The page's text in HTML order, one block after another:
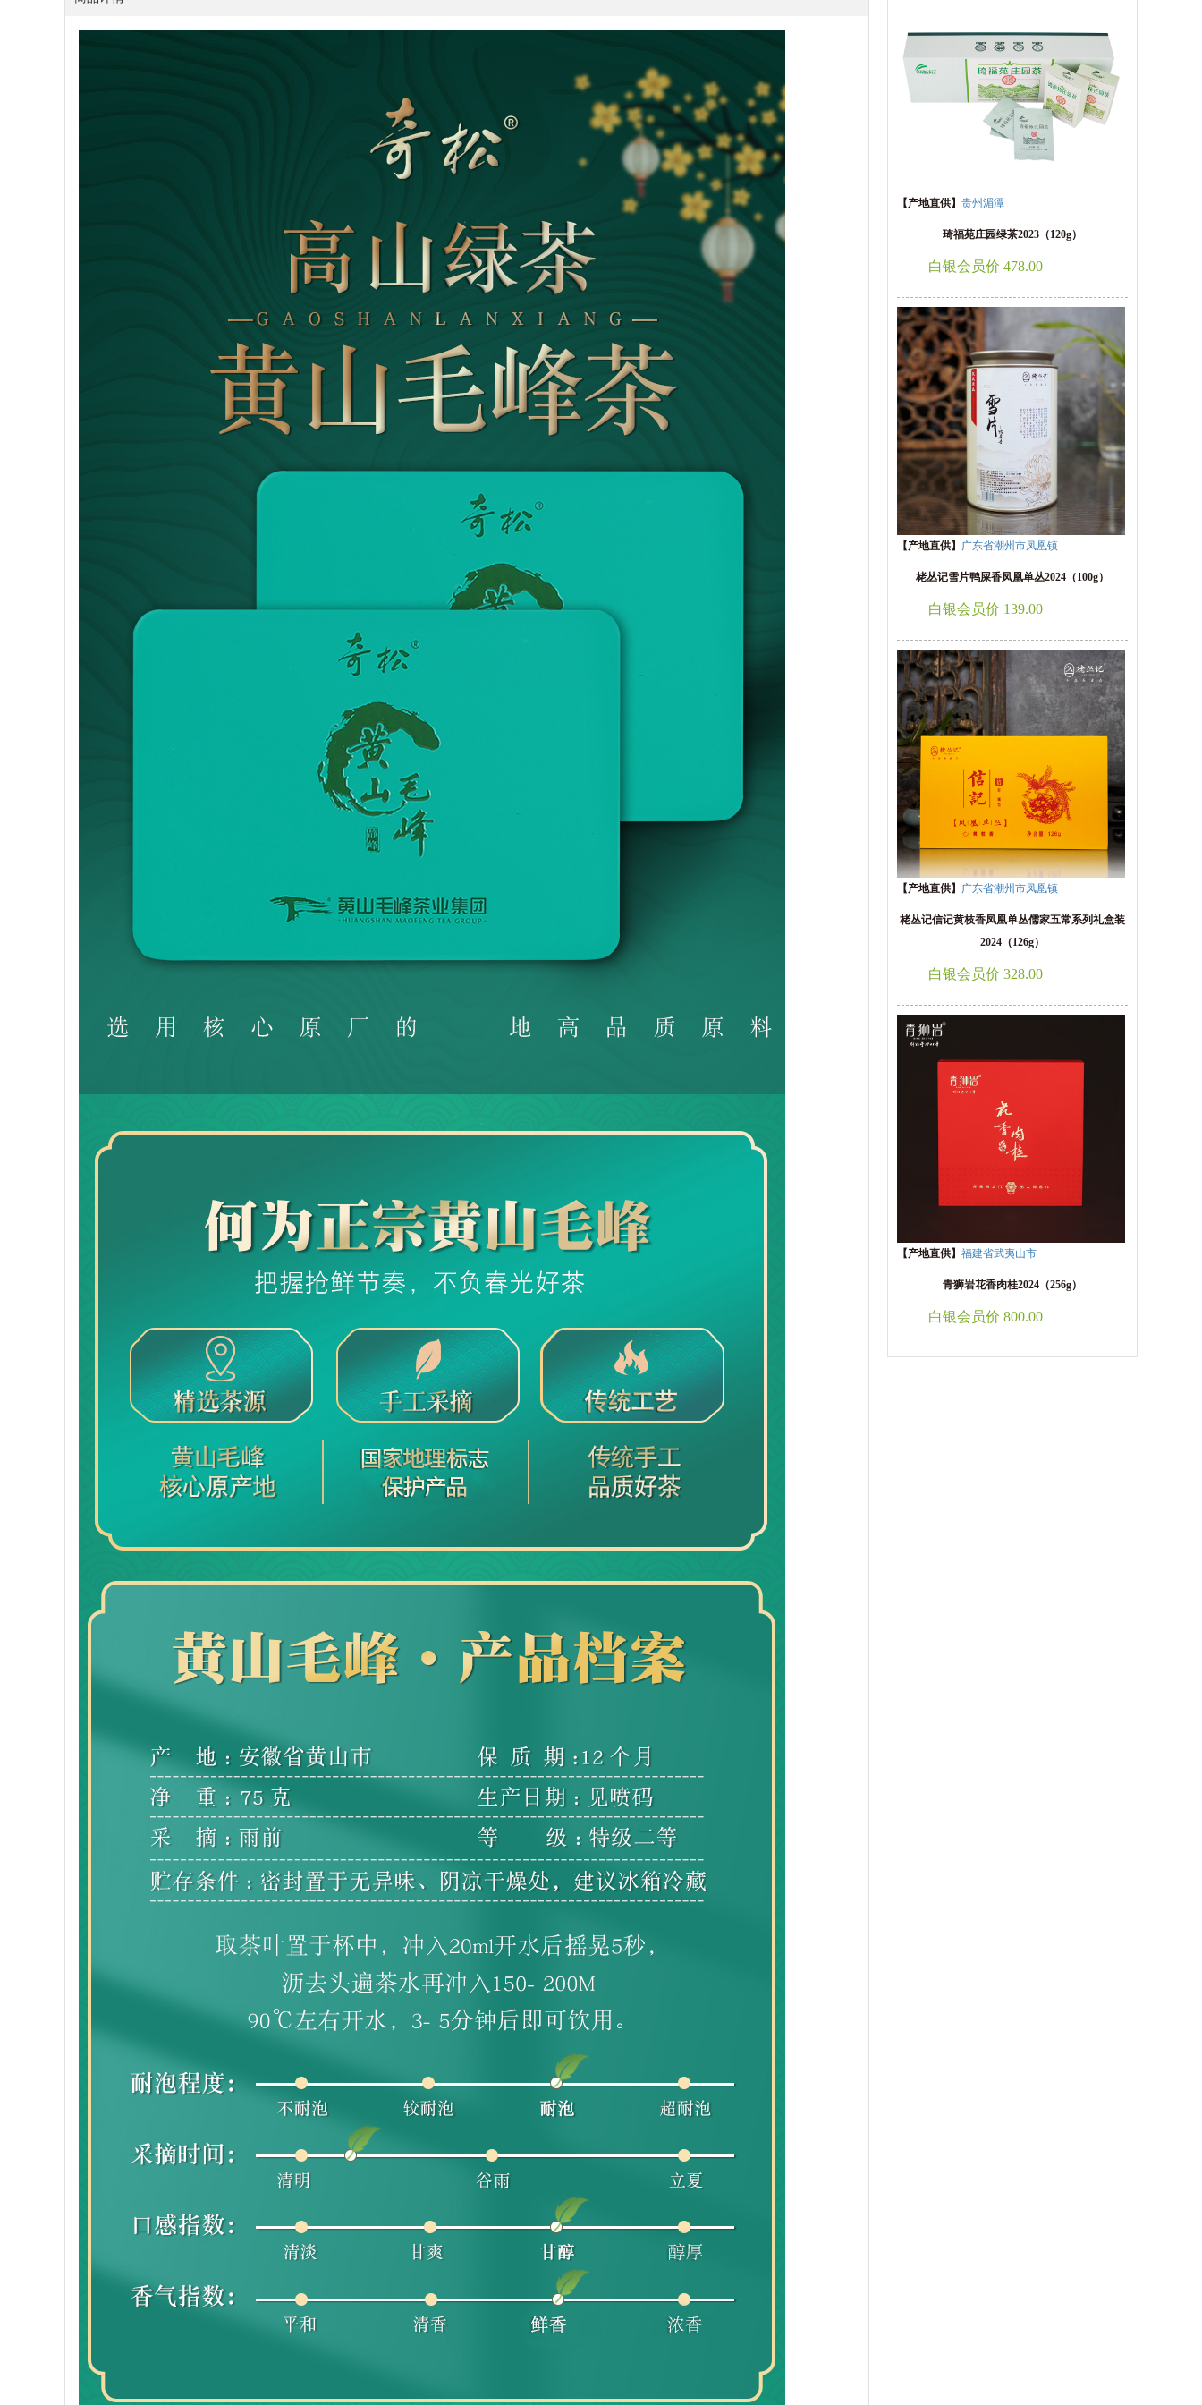
【产地直供】 贵州湄潭
琦福苑庄园绿茶2023（120g）
白银会员价 478.00
【产地直供】 广东省潮州市凤凰镇
栳丛记雪片鸭屎香凤凰单丛2024（100g）
白银会员价 139.00
【产地直供】 广东省潮州市凤凰镇
栳丛记信记黄枝香凤凰单丛儒家五常系列礼盒装
2024（126g）
白银会员价 328.00
【产地直供】 福建省武夷山市
青狮岩花香肉桂2024（256g）
白银会员价 800.00